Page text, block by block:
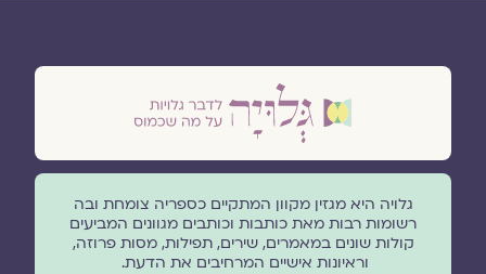
גלויה היא מגזין מקוון המתקיים כספריה צומחת ובה
רשומות רבות מאת כותבות וכותבים מגוונים המביעים
קולות שונים במאמרים, שירים, תפילות, מסות פרוזה,
וראיונות אישיים המרחיבים את הדעת.